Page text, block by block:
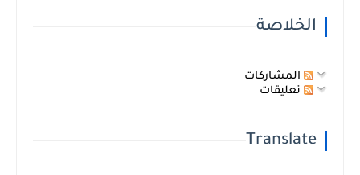
الخلاصة
المشاركات
تعليقات
Translate